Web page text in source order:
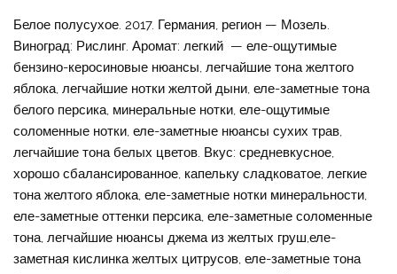
Белое полусухое. 2017. Германия, регион — Мозель.
Виноград: Рислинг. Аромат: легкий — еле-ощутимые
бензино-керосиновые нюансы, легчайшие тона желтого
яблока, легчайшие нотки желтой дыни, еле-заметные тона
белого персика, минеральные нотки, еле-ощутимые
соломенные нотки, еле-заметные нюансы сухих трав,
легчайшие тона белых цветов. Вкус: средневкусное,
хорошо сбалансированное, капельку сладковатое, легкие
тона желтого яблока, еле-заметные нотки минеральности,
еле-заметные оттенки персика, еле-заметные соломенные
тона, легчайшие нюансы джема из желтых груш,еле-
заметная кислинка желтых цитрусов, еле-заметные тона